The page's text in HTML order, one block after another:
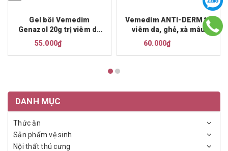
Gel bôi Vemedim
Genazol 20g trị viêm da
do vi khuẩn, nấm
55.000₫
Vemedim ANTI-DERM trị
viêm da, ghẻ, xà mâu
60.000₫
DANH MỤC
Thức ăn
Sản phẩm vệ sinh
Nội thất thú cưng